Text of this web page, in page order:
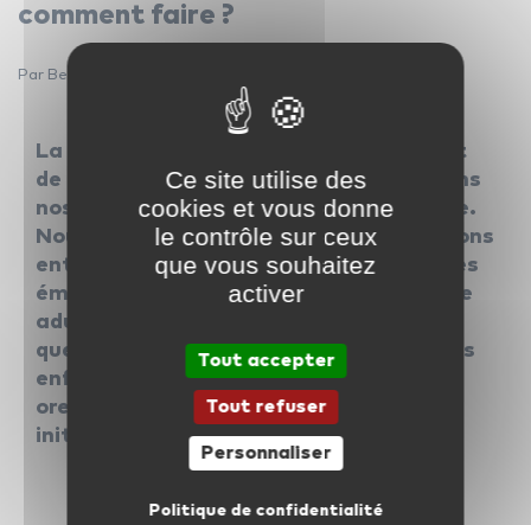
comment faire ?
Par Bertrand De le Vielleuze — 9 septembre 2019
La musique accompagne chaque instant
de notre vie, du petit-matin à la nuit, dans
nos moments de joie comme de tristesse.
Nous l’écoutons seul ou nous la partageons
entre amis. « la musique est la langue des
émotions » Kant. Et c’est parce qu’à l’âge
adulte nous lui reconnaissons ses vertus
que nous voulons qu’elle accompagne nos
enfants. Mais comment construire leur
oreille ? A qui doit-on s’adresser pour les
initier ?
Ce site utilise des
cookies et vous donne
le contrôle sur ceux
que vous souhaitez
activer
Tout accepter
Tout refuser
Personnaliser
Politique de confidentialité